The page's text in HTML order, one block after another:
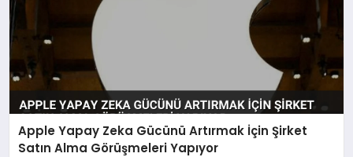
Apple Yapay Zeka Gücünü Artırmak İçin Şirket
Satın Alma Görüşmeleri Yapıyor